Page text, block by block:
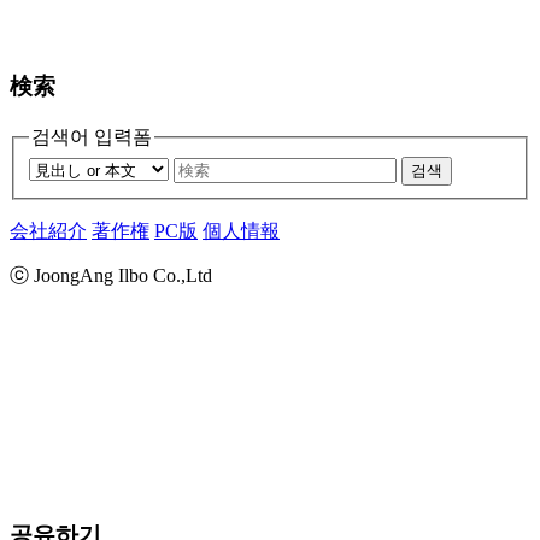
検索
검색어 입력폼
검색
会社紹介 著作権 PC版 個人情報
ⓒ JoongAng Ilbo Co.,Ltd
공유하기